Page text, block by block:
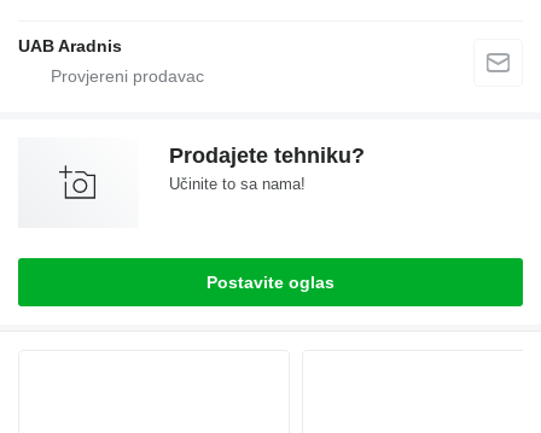
UAB Aradnis
Prodajete tehniku?
Učinite to sa nama!
Postavite oglas